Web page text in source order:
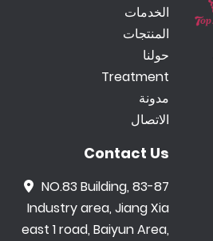
الخدمات
المنتجات
حولنا
Treatment
مدونة
الاتصال
Contact Us
NO.83 Building, 83-87
Industry area, Jiang Xia
east 1 road, Baiyun Area,